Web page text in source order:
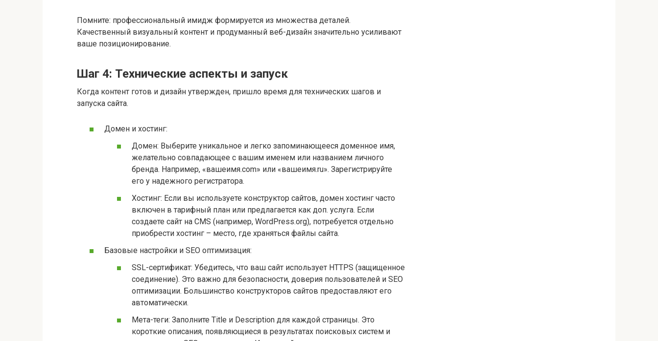
Помните: профессиональный имидж формируется из множества деталей.
Качественный визуальный контент и продуманный веб-дизайн значительно усиливают
ваше позиционирование.
Шаг 4: Технические аспекты и запуск
Когда контент готов и дизайн утвержден, пришло время для технических шагов и
запуска сайта.
Домен и хостинг:
Домен: Выберите уникальное и легко запоминающееся доменное имя,
желательно совпадающее с вашим именем или названием личного
бренда. Например, «вашеимя.com» или «вашеимя.ru». Зарегистрируйте
его у надежного регистратора.
Хостинг: Если вы используете конструктор сайтов, домен хостинг часто
включен в тарифный план или предлагается как доп. услуга. Если
создаете сайт на CMS (например, WordPress.org), потребуется отдельно
приобрести хостинг – место, где храняться файлы сайта.
Базовые настройки и SEO оптимизация:
SSL-сертификат: Убедитесь, что ваш сайт использует HTTPS (защищенное
соединение). Это важно для безопасности, доверия пользователей и SEO
оптимизации. Большинство конструкторов сайтов предоставляют его
автоматически.
Мета-теги: Заполните Title и Description для каждой страницы. Это
короткие описания, появляющиеся в результатах поисковых систем и